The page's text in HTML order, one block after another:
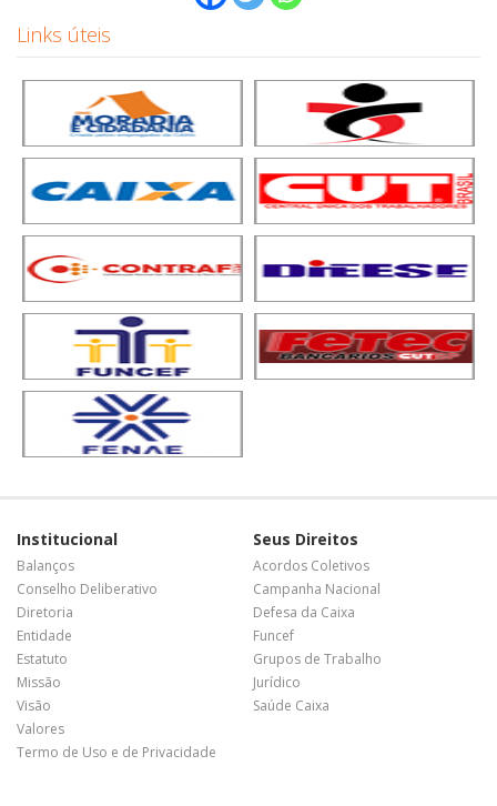
Links úteis
Institucional
Balanços
Conselho Deliberativo
Diretoria
Entidade
Estatuto
Missão
Visão
Valores
Termo de Uso e de Privacidade
Seus Direitos
Acordos Coletivos
Campanha Nacional
Defesa da Caixa
Funcef
Grupos de Trabalho
Jurídico
Saúde Caixa